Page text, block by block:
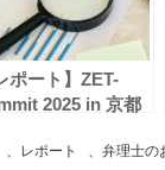
ポート】ZET-
2025 in 京都
線を体感 - 知財戦
、 レポート 、弁理士の